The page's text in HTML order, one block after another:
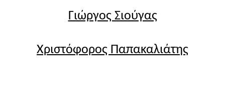
Γιώργος Σιούγας
Χριστόφορος Παπακαλιάτης